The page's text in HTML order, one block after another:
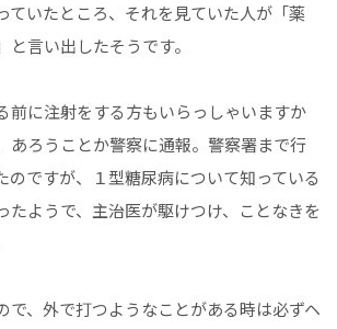
ていたところ、それを見ていた人が「薬
言い出したそうです。
前に注射をする方もいらっしゃいますか
あろうことか警察に通報。警察署まで行
のですが、１型糖尿病について知っている
たようで、主治医が駆けつけ、ことなきを
で、外で打つようなことがある時は必ずヘ